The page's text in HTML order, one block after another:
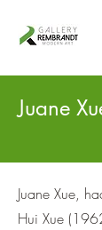
Juane
Juane Xue,
Hui Xue